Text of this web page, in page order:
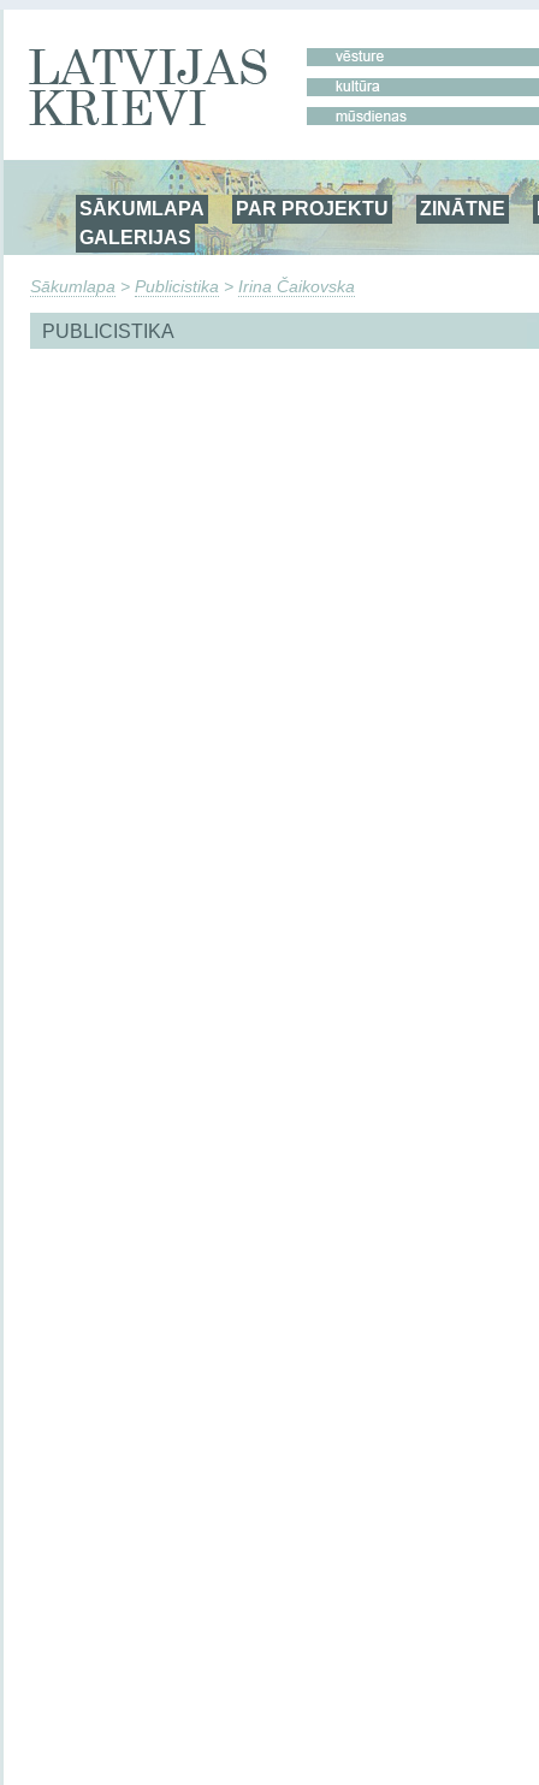
SĀKUMLAPA PAR PROJEKTU ZINĀTNE
GALERIJAS
Sākumlapa > Publicistika > Irina Čaikovska
PUBLICISTIKA